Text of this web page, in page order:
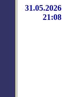
31.05.2026
21:08